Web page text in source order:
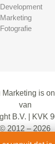
Marketing is
van
B.V. | KVK
© 2012 – 2026